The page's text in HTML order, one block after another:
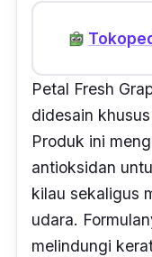
Petal Fresh
didesain
Produk ini
antioksidan
kilau sekaligus
udara.
melindungi